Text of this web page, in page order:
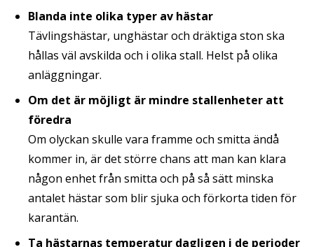
Blanda inte olika typer av hästar
Tävlingshästar, unghästar och dräktiga ston ska
hållas väl avskilda och i olika stall. Helst på olika
anläggningar.
Om det är möjligt är mindre stallenheter att
föredra
Om olyckan skulle vara framme och smitta ändå
kommer in, är det större chans att man kan klara
någon enhet från smitta och på så sätt minska
antalet hästar som blir sjuka och förkorta tiden för
karantän.
Ta hästarnas temperatur dagligen i de perioder